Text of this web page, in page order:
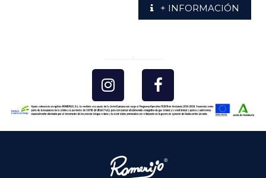
+ INFORMACIÓN